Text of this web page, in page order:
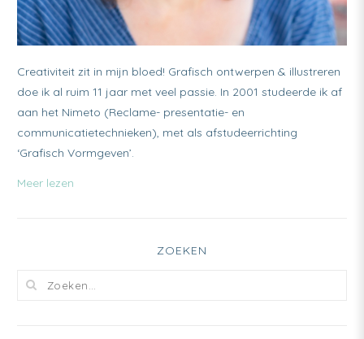
Creativiteit zit in mijn bloed! Grafisch ontwerpen & illustreren
doe ik al ruim 11 jaar met veel passie. In 2001 studeerde ik af
aan het Nimeto (Reclame- presentatie- en
communicatietechnieken), met als afstudeerrichting
‘Grafisch Vormgeven’.
Meer lezen
ZOEKEN